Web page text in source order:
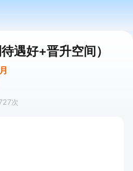
遇好+晋升空间）
次